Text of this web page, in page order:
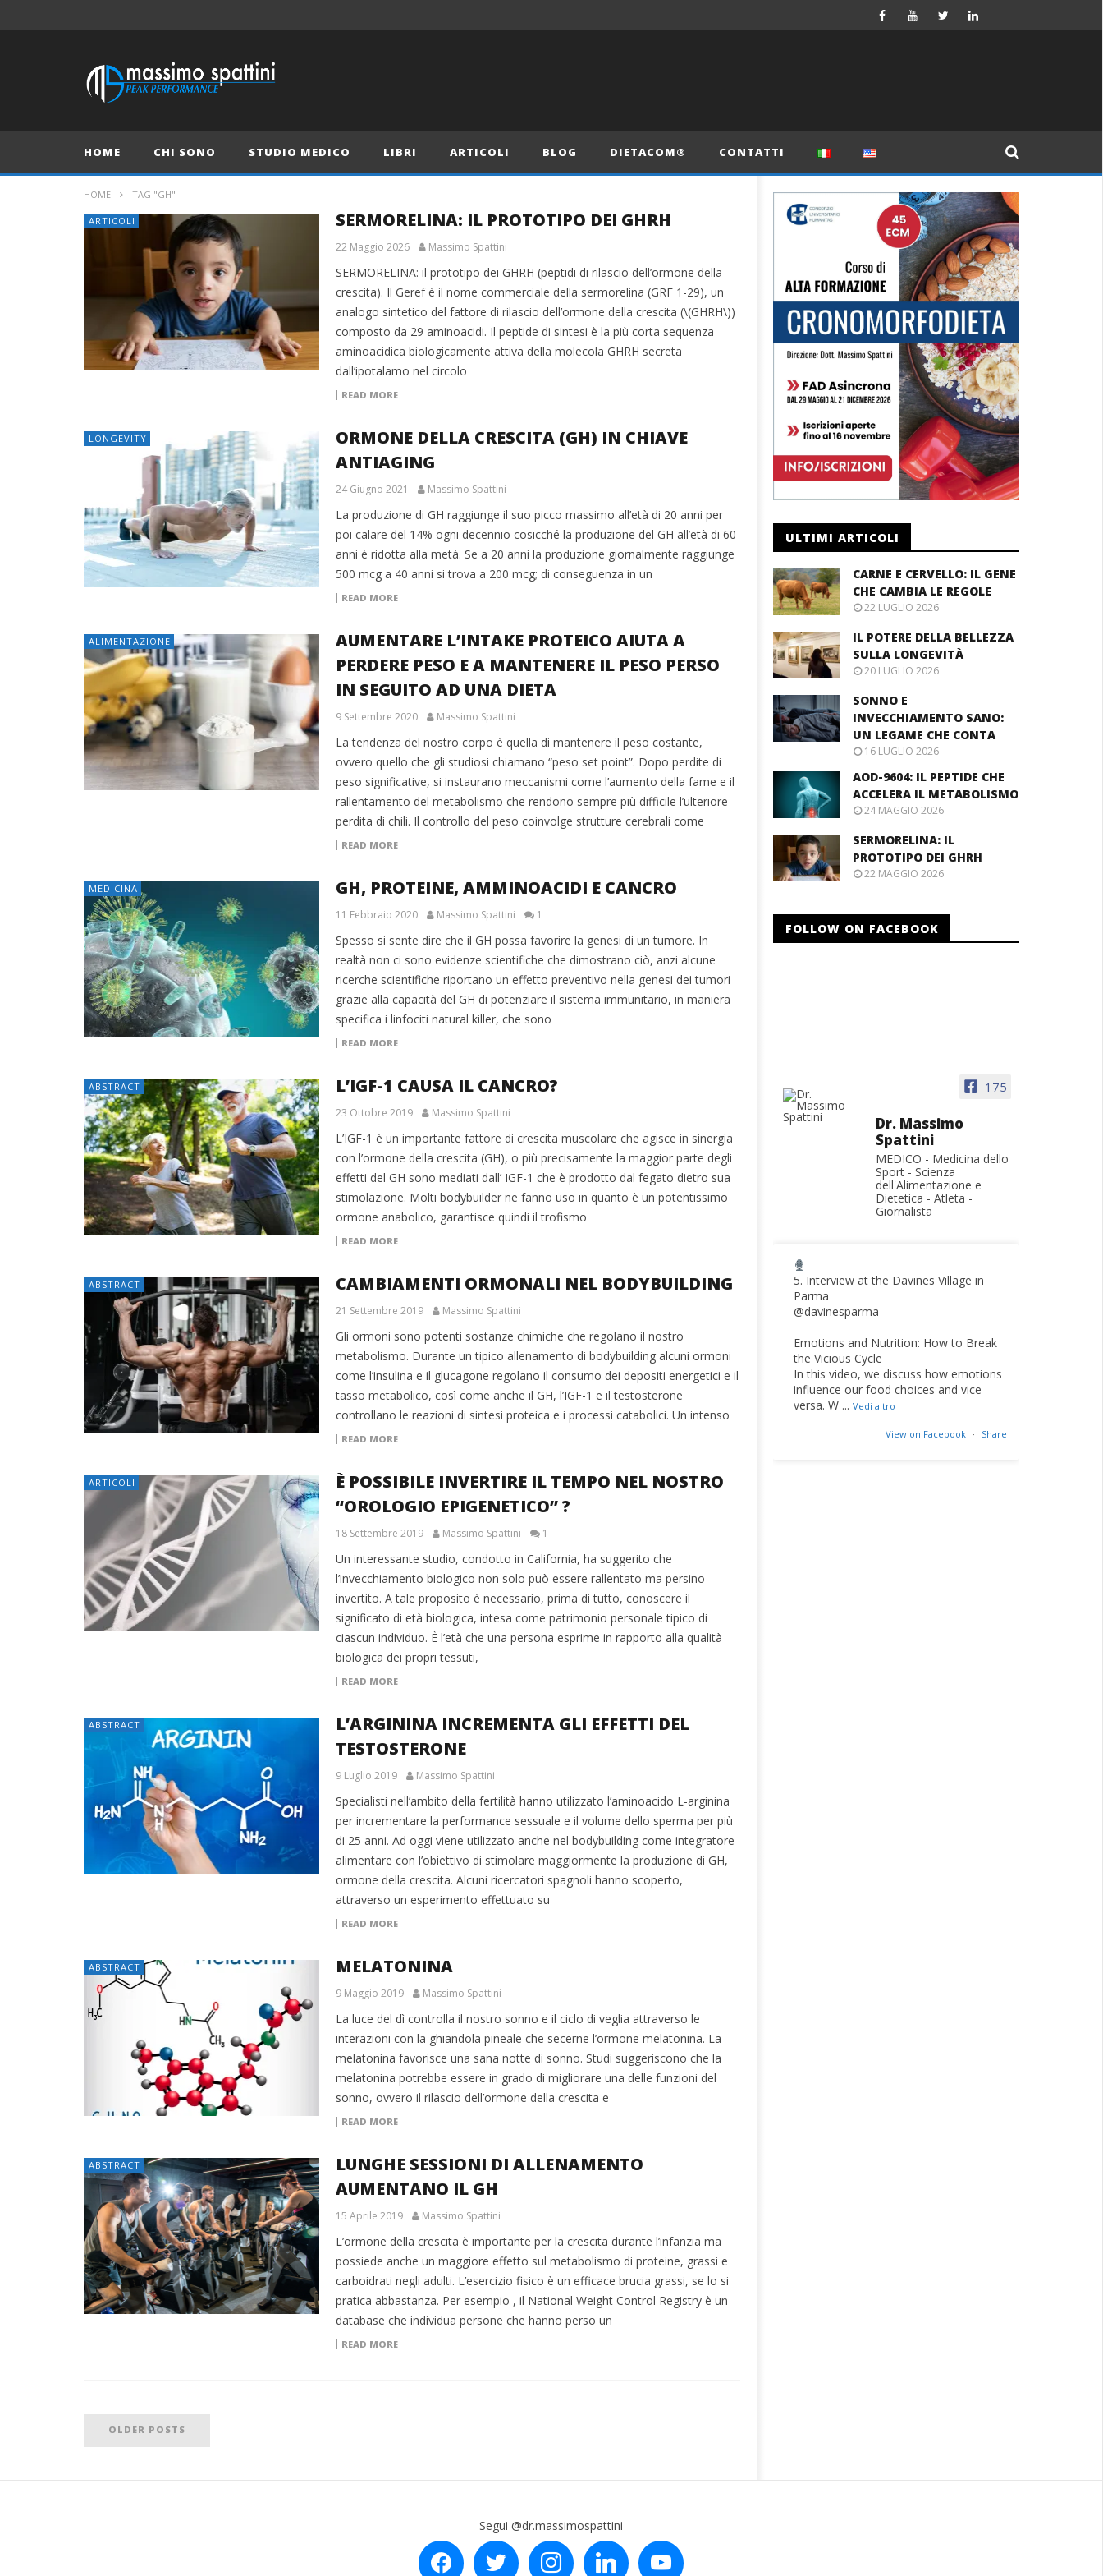
HOME CHI SONO STUDIO MEDICO LIBRI ARTICOLI BLOG DIETACOM® CONTATTI
HOME TAG "GH"
ARTICOLI SERMORELINA: IL PROTOTIPO DEI GHRH
22 Maggio 2026 Massimo Spattini
SERMORELINA: il prototipo dei GHRH (peptidi di rilascio dell’ormone della
crescita). Il Geref è il nome commerciale della sermorelina (GRF 1-29), un
analogo sintetico del fattore di rilascio dell’ormone della crescita (\(GHRH\))
composto da 29 aminoacidi. Il peptide di sintesi è la più corta sequenza
aminoacidica biologicamente attiva della molecola GHRH secreta
dall’ipotalamo nel circolo
READ MORE
LONGEVITY
ORMONE DELLA CRESCITA (GH) IN CHIAVE
ANTIAGING
24 Giugno 2021 Massimo Spattini
La produzione di GH raggiunge il suo picco massimo all’età di 20 anni per
poi calare del 14% ogni decennio cosicché la produzione del GH all’età di 60
anni è ridotta alla metà. Se a 20 anni la produzione giornalmente raggiunge
500 mcg a 40 anni si trova a 200 mcg; di conseguenza in un
READ MORE
ALIMENTAZIONE
AUMENTARE L’INTAKE PROTEICO AIUTA A
PERDERE PESO E A MANTENERE IL PESO PERSO
IN SEGUITO AD UNA DIETA
9 Settembre 2020 Massimo Spattini
La tendenza del nostro corpo è quella di mantenere il peso costante,
ovvero quello che gli studiosi chiamano “peso set point”. Dopo perdite di
peso significative, si instaurano meccanismi come l’aumento della fame e il
rallentamento del metabolismo che rendono sempre più difficile l’ulteriore
perdita di chili. Il controllo del peso coinvolge strutture cerebrali come
READ MORE
MEDICINA GH, PROTEINE, AMMINOACIDI E CANCRO
11 Febbraio 2020 Massimo Spattini 1
Spesso si sente dire che il GH possa favorire la genesi di un tumore. In
realtà non ci sono evidenze scientifiche che dimostrano ciò, anzi alcune
ricerche scientifiche riportano un effetto preventivo nella genesi dei tumori
grazie alla capacità del GH di potenziare il sistema immunitario, in maniera
specifica i linfociti natural killer, che sono
READ MORE
ABSTRACT L’IGF-1 CAUSA IL CANCRO?
23 Ottobre 2019 Massimo Spattini
L’IGF-1 è un importante fattore di crescita muscolare che agisce in sinergia
con l’ormone della crescita (GH), o più precisamente la maggior parte degli
effetti del GH sono mediati dall’ IGF-1 che è prodotto dal fegato dietro sua
stimolazione. Molti bodybuilder ne fanno uso in quanto è un potentissimo
ormone anabolico, garantisce quindi il trofismo
READ MORE
ABSTRACT CAMBIAMENTI ORMONALI NEL BODYBUILDING
21 Settembre 2019 Massimo Spattini
Gli ormoni sono potenti sostanze chimiche che regolano il nostro
metabolismo. Durante un tipico allenamento di bodybuilding alcuni ormoni
come l’insulina e il glucagone regolano il consumo dei depositi energetici e il
tasso metabolico, così come anche il GH, l’IGF-1 e il testosterone
controllano le reazioni di sintesi proteica e i processi catabolici. Un intenso
READ MORE
ARTICOLI
È POSSIBILE INVERTIRE IL TEMPO NEL NOSTRO
“OROLOGIO EPIGENETICO” ?
18 Settembre 2019 Massimo Spattini 1
Un interessante studio, condotto in California, ha suggerito che
l’invecchiamento biologico non solo può essere rallentato ma persino
invertito. A tale proposito è necessario, prima di tutto, conoscere il
significato di età biologica, intesa come patrimonio personale tipico di
ciascun individuo. È l’età che una persona esprime in rapporto alla qualità
biologica dei propri tessuti,
READ MORE
ABSTRACT
L’ARGININA INCREMENTA GLI EFFETTI DEL
TESTOSTERONE
9 Luglio 2019 Massimo Spattini
Specialisti nell’ambito della fertilità hanno utilizzato l’aminoacido L-arginina
per incrementare la performance sessuale e il volume dello sperma per più
di 25 anni. Ad oggi viene utilizzato anche nel bodybuilding come integratore
alimentare con l’obiettivo di stimolare maggiormente la produzione di GH,
ormone della crescita. Alcuni ricercatori spagnoli hanno scoperto,
attraverso un esperimento effettuato su
READ MORE
ABSTRACT MELATONINA
9 Maggio 2019 Massimo Spattini
La luce del dì controlla il nostro sonno e il ciclo di veglia attraverso le
interazioni con la ghiandola pineale che secerne l’ormone melatonina. La
melatonina favorisce una sana notte di sonno. Studi suggeriscono che la
melatonina potrebbe essere in grado di migliorare una delle funzioni del
sonno, ovvero il rilascio dell’ormone della crescita e
READ MORE
ABSTRACT
LUNGHE SESSIONI DI ALLENAMENTO
AUMENTANO IL GH
15 Aprile 2019 Massimo Spattini
L’ormone della crescita è importante per la crescita durante l’infanzia ma
possiede anche un maggiore effetto sul metabolismo di proteine, grassi e
carboidrati negli adulti. L’esercizio fisico è un efficace brucia grassi, se lo si
pratica abbastanza. Per esempio , il National Weight Control Registry è un
database che individua persone che hanno perso un
READ MORE
OLDER POSTS
ULTIMI ARTICOLI
CARNE E CERVELLO: IL GENE
CHE CAMBIA LE REGOLE
22 LUGLIO 2026
IL POTERE DELLA BELLEZZA
SULLA LONGEVITÀ
20 LUGLIO 2026
SONNO E
INVECCHIAMENTO SANO:
UN LEGAME CHE CONTA
16 LUGLIO 2026
AOD-9604: IL PEPTIDE CHE
ACCELERA IL METABOLISMO
24 MAGGIO 2026
SERMORELINA: IL
PROTOTIPO DEI GHRH
22 MAGGIO 2026
FOLLOW ON FACEBOOK
175
Dr. Massimo
Spattini
MEDICO - Medicina dello
Sport - Scienza
dell'Alimentazione e
Dietetica - Atleta -
Giornalista
5. Interview at the Davines Village in
Parma
@davinesparma
Emotions and Nutrition: How to Break
the Vicious Cycle
In this video, we discuss how emotions
influence our food choices and vice
versa. W ... Vedi altro
View on Facebook · Share
Segui @dr.massimospattini
facebook
twitter instagram linkedin youtube